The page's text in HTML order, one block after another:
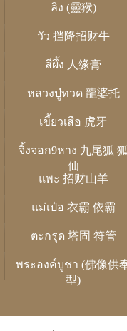
ลิง (靈猴)
วัว 挡降招财牛
สีผึ้ง 人缘膏
หลวงปู่ทวด 龍婆托
เขี้ยวเสือ 虎牙
จิ้งจอก9หาง 九尾狐
仙
แพะ 招财山羊
แม่เป๋อ 衣霸 依霸
ตะกรุด 塔固 符管
พระองค์บูชา (佛像供
型)